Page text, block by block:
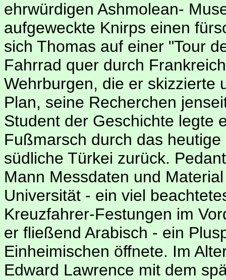
ehrwürdigen Ashmolean-
aufgeweckte Knirps einen
sich Thomas auf einer "Tour
Fahrrad quer durch
Wehrburgen, die er skizzierte
Plan, seine Recherchen
Student der Geschichte legte
Fußmarsch durch das
südliche Türkei zurück.
Mann Messdaten und
Universität - ein viel
Kreuzfahrer-Festungen im
er fließend Arabisch - ein
Einheimischen öffnete. Im
Edward Lawrence mit dem